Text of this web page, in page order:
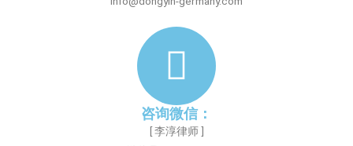
咨询微信：
[ 李淳律师 ]